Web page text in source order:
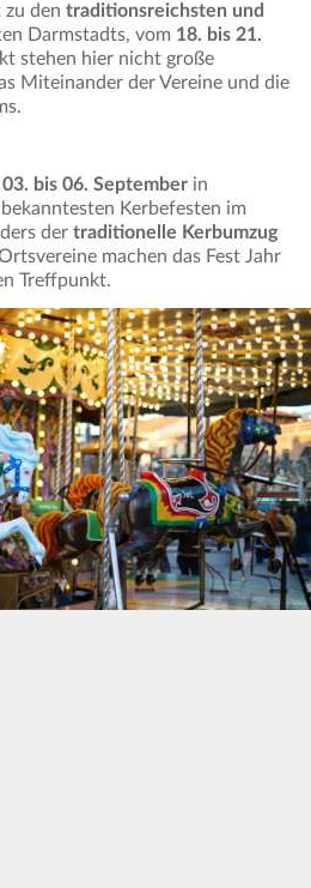
zu den traditionsreichsten und
Darmstadts, vom 18. bis 21.
stehen hier nicht große
Miteinander der Vereine und die
03. bis 06. September in
Kerbefesten im
der traditionelle Kerbumzug
machen das Fest Jahr
Treffpunkt.